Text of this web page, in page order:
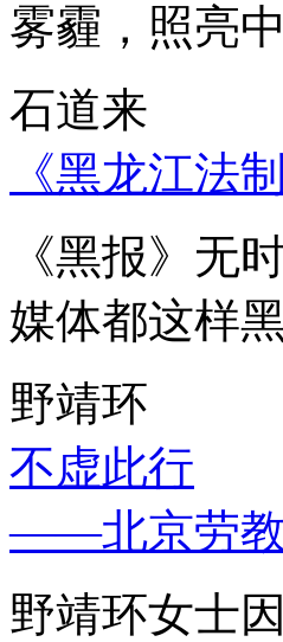
雾霾，照亮中
石道来
《黑龙江法
《黑报》无
媒体都这样
野靖环
不虚此行
——北京劳教
野靖环女士